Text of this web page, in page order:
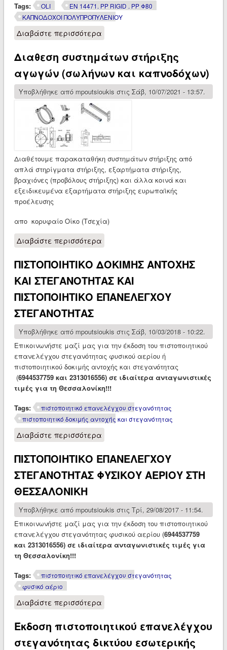
Tags: OLI
EN 14471. PP RIGID . PP Φ80
ΚΑΠΝΟΔΟΧΟΙ ΠΟΛΥΠΡΟΠΥΛΕΝΙΟΥ
Διαβάστε περισσότερα
καπνοδόχων πολυπροπυλενίου PP
(Chimneys PP according to EN 14471)
Διαθεση συστημάτων στήριξης
αγωγών (σωλήνων και καπνοδόχων)
Υποβλήθηκε από mpoutsioukisστις Σάβ, 10/07/2021 - 13:57.
Διαθέτουμε παρακαταθήκη συστημάτων στήριξης από
απλά στηρίγματα στήριξης, εξαρτήματα στήριξης,
βραχιόνες (προβόλους στήριξης) και άλλα κοινά και
εξειδικευμένα εξαρτήματα στήριξης ευρωπαϊκής
προέλευσης
απο κορυφαίο Οίκο (Τσεχία)
Διαβάστε περισσότερα
αγωγών (σωλήνων και
καπνοδόχων)
ΠΙΣΤΟΠΟΙΗΤΙΚΟ ΔΟΚΙΜΗΣ ΑΝΤΟΧΗΣ
ΚΑΙ ΣΤΕΓΑΝΟΤΗΤΑΣ ΚΑΙ
ΠΙΣΤΟΠΟΙΗΤΙΚΟ ΕΠΑΝΕΛΕΓΧΟΥ
ΣΤΕΓΑΝΟΤΗΤΑΣ
Υποβλήθηκε από mpoutsioukisστις Σάβ, 10/03/2018 - 10:22.
Επικοινωνήστε μαζί μας για την έκδοση του πιστοποιητικού
επανελέγχου στεγανότητας φυσικού αερίου ή
πιστοποιητικού δοκιμής αντοχής και στεγανότητας
(6944537759 και 2313016556) σε ιδιαίτερα ανταγωνιστικές
τιμές για τη Θεσσαλονίκη!!!
Tags:
πιστοποιητικό επανελέγχου στεγανότητας
πιστοποιητικό δοκιμής αντοχής και στεγανότητας
Διαβάστε περισσότερα
ΑΝΤΟΧΗΣ ΚΑΙ ΣΤΕΓΑΝΟΤΗΤΑΣ ΚΑΙ
ΠΙΣΤΟΠΟΙΗΤΙΚΟ ΕΠΑΝΕΛΕΓΧΟΥ
ΠΙΣΤΟΠΟΙΗΤΙΚΟ ΕΠΑΝΕΛΕΓΧΟΥ
ΣΤΕΓΑΝΟΤΗΤΑΣ ΦΥΣΙΚΟΥ ΑΕΡΙΟΥ ΣΤΗ
ΘΕΣΣΑΛΟΝΙΚΗ
Υποβλήθηκε από mpoutsioukisστις Τρί, 29/08/2017 - 11:54.
Επικοινωνήστε μαζί μας για την έκδοση του πιστοποιητικού
επανελέγχου στεγανότητας φυσικού αερίου (6944537759
και 2313016556) σε ιδιαίτερα ανταγωνιστικές τιμές για
τη Θεσσαλονίκη!!!
Tags:
πιστοποιητικό επανελέγχου στεγανότητας
φυσικό αέριο
Διαβάστε περισσότερα
ΣΤΕΓΑΝΟΤΗΤΑΣ ΦΥΣΙΚΟΥ ΑΕΡΙΟΥ
ΣΤΗ ΘΕΣΣΑΛΟΝΙΚΗ
Έκδοση πιστοποιητικού επανελέγχου
στεγανότητας δικτύου εσωτερικής